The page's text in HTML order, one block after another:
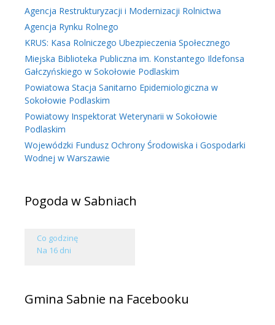
Agencja Restrukturyzacji i Modernizacji Rolnictwa
Agencja Rynku Rolnego
KRUS: Kasa Rolniczego Ubezpieczenia Społecznego
Miejska Biblioteka Publiczna im. Konstantego Ildefonsa
Gałczyńskiego w Sokołowie Podlaskim
Powiatowa Stacja Sanitarno Epidemiologiczna w
Sokołowie Podlaskim
Powiatowy Inspektorat Weterynarii w Sokołowie
Podlaskim
Wojewódzki Fundusz Ochrony Środowiska i Gospodarki
Wodnej w Warszawie
Pogoda w Sabniach
Co godzinę
Na 16 dni
Gmina Sabnie na Facebooku